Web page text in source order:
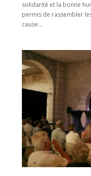
solidarité et la bonne
permis de rassembler
cause...